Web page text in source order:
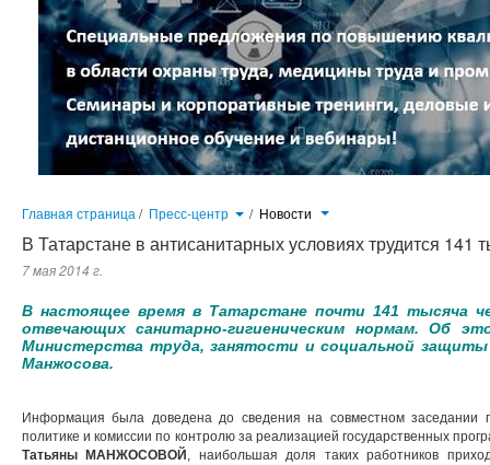
Главная страница / Пресс-центр / Новости
В Татарстане в антисанитарных условиях трудится 141
7 мая 2014 г.
В настоящее время в Татарстане почти 141 тысяча
отвечающих санитарно-гигиеническим нормам. Об
Министерства труда, занятости и социальной защиты
Манжосова.
Информация была доведена до сведения на совместном заседании
политике и комиссии по контролю за реализацией государственных
Татьяны МАНЖОСОВОЙ , наибольшая доля таких работников